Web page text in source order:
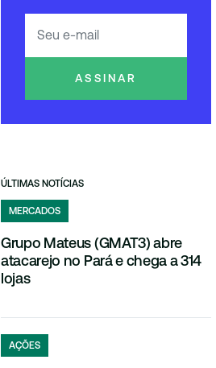
ASSINAR
ÚLTIMAS NOTÍCIAS
MERCADOS
Grupo Mateus (GMAT3) abre
atacarejo no Pará e chega a 314
lojas
AÇÕES